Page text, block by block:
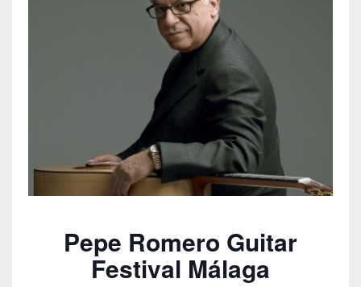
Pepe Romero Guitar
Festival Málaga